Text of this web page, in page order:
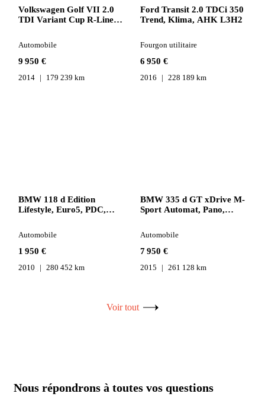
Volkswagen Golf VII 2.0
TDI Variant Cup R-Line
9 950 €
Automobile
2014 179 239 km
Ford Transit 2.0 TDCi 350
Trend, Klima, AHK L3H2
6 950 €
Fourgon utilitaire
2016 228 189 km
BMW 118 d Edition
Lifestyle, Euro5, PDC,
1 950 €
Automobile
2010 280 452 km
BMW 335 d GT xDrive M-
Sport Automat, Pano,
7 950 €
Automobile
2015 261 128 km
Voir tout
Nous répondrons à toutes vos questions